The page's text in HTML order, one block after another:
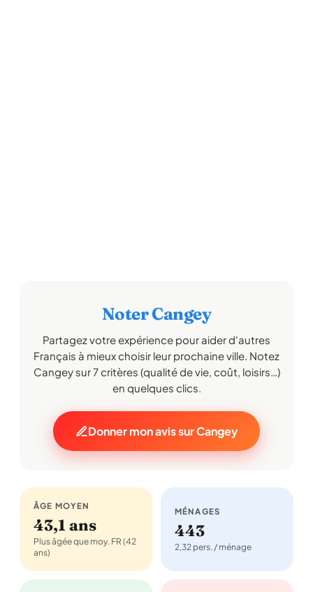
Noter Cangey
Partagez votre expérience pour aider d'autres
Français à mieux choisir leur prochaine ville. Notez
Cangey sur 7 critères (qualité de vie, coût, loisirs…)
en quelques clics.
Donner mon avis sur Cangey
ÂGE MOYEN
43,1 ans
Plus âgée que moy. FR (42
ans)
MÉNAGES
443
2,32 pers. / ménage